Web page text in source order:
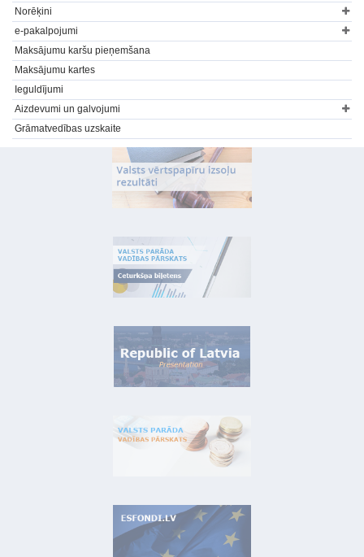
Norēķini
e-pakalpojumi
Maksājumu karšu pieņemšana
Maksājumu kartes
Ieguldījumi
Aizdevumi un galvojumi
Grāmatvedības uzskaite